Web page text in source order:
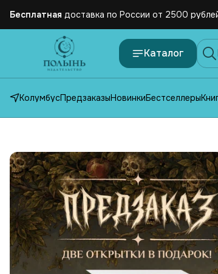
Бесплатная доставка по России от 2500
Каталог
КолумбусПредзаказыНовинкиБестселлеры